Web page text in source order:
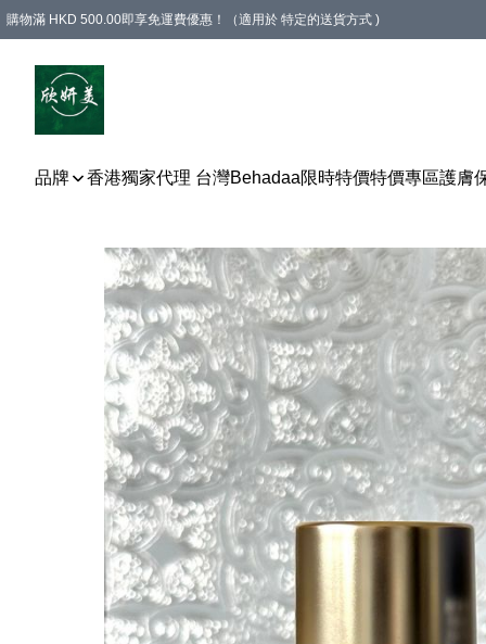
購物滿 HKD 500.00即享免運費優惠！（適用於 特定的送貨方式 )
品牌 香港獨家代理 台灣Behadaa限時特價特價專區護膚